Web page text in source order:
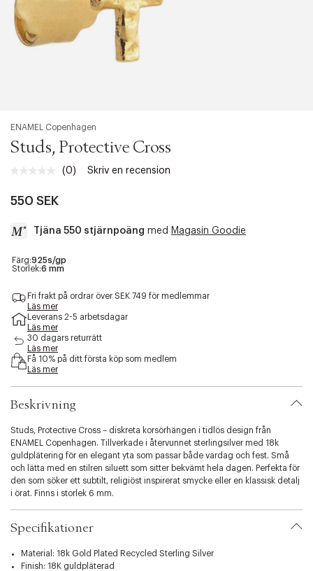
ENAMEL Copenhagen
Studs, Protective Cross
Inget
sida.
(0) Skriv en recension
550 SEK
Tjäna 550 stjärnpoäng med Magasin Goodie
a
c
e
s
s
i
i
t
.
v
r
a
i
o
.
s
Färg:925s/gp
Storlek:6 mm
Fri frakt på ordrar över SEK 749 för medlemmar
Läs mer
Leverans 2-5 arbetsdagar
Läs mer
30 dagars returrätt
Läs mer
Få 10% på ditt första köp som medlem
Läs mer
Beskrivning
Studs, Protective Cross – diskreta korsörhängen i tidlös design från
ENAMEL Copenhagen. Tillverkade i återvunnet sterlingsilver med 18k
guldplätering för en elegant yta som passar både vardag och fest. Små
och lätta med en stilren siluett som sitter bekvämt hela dagen. Perfekta för
den som söker ett subtilt, religiöst inspirerat smycke eller en klassisk detalj
i örat. Finns i storlek 6 mm.
Specifikationer
Material: 18k Gold Plated Recycled Sterling Silver
Finish: 18K guldpläterad